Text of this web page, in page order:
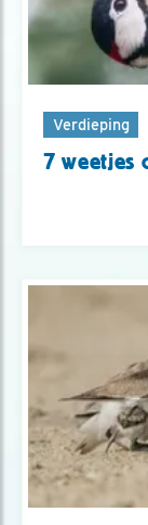
Verdieping
7 weetjes